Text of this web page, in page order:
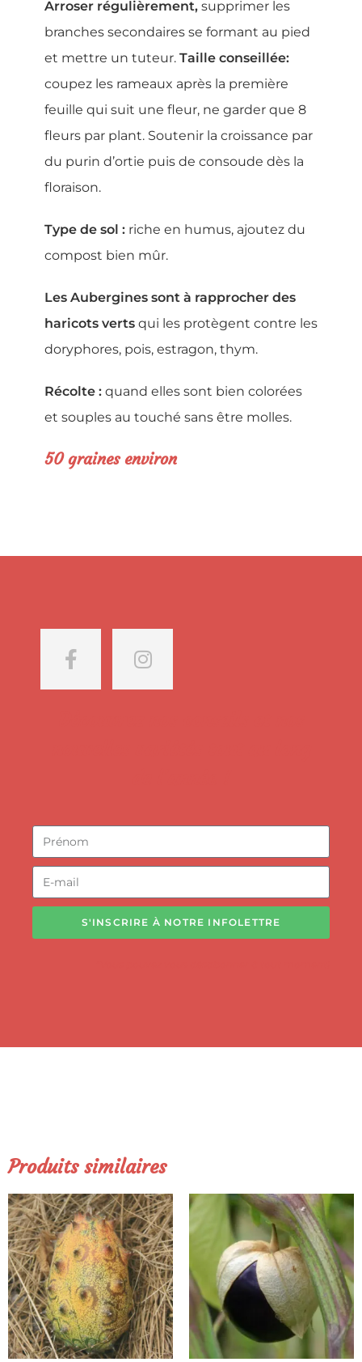
Arroser régulièrement, supprimer les
branches secondaires se formant au pied
et mettre un tuteur. Taille conseillée:
coupez les rameaux après la première
feuille qui suit une fleur, ne garder que 8
fleurs par plant. Soutenir la croissance par
du purin d’ortie puis de consoude dès la
floraison.
Type de sol : riche en humus, ajoutez du
compost bien mûr.
Les Aubergines sont à rapprocher des
haricots verts qui les protègent contre les
doryphores, pois, estragon, thym.
Récolte : quand elles sont bien colorées
et souples au touché sans être molles.
50 graines environ
S'INSCRIRE À NOTRE INFOLETTRE
Produits similaires